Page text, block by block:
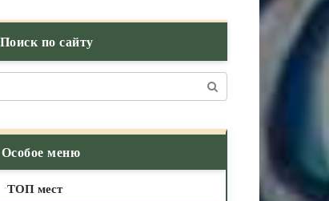
Поиск по сайту
Особое меню
ТОП мест